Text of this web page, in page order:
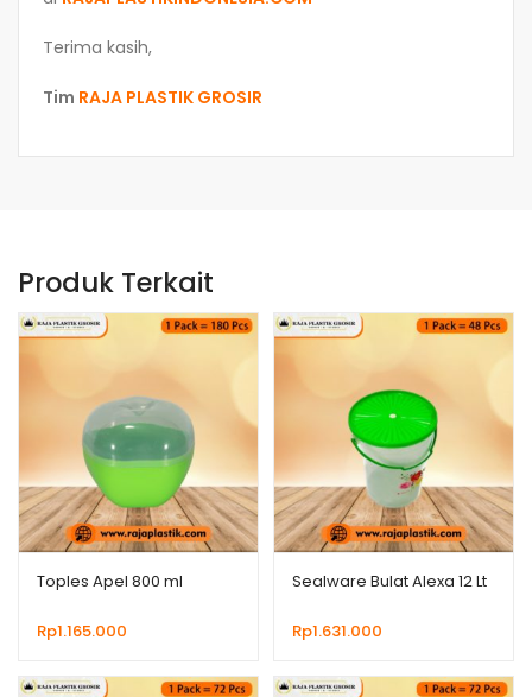
Terima kasih,
Tim RAJA PLASTIK GROSIR
Produk Terkait
Toples Apel 800 ml
Rp1.165.000
Sealware Bulat Alexa 12 Lt
Rp1.631.000